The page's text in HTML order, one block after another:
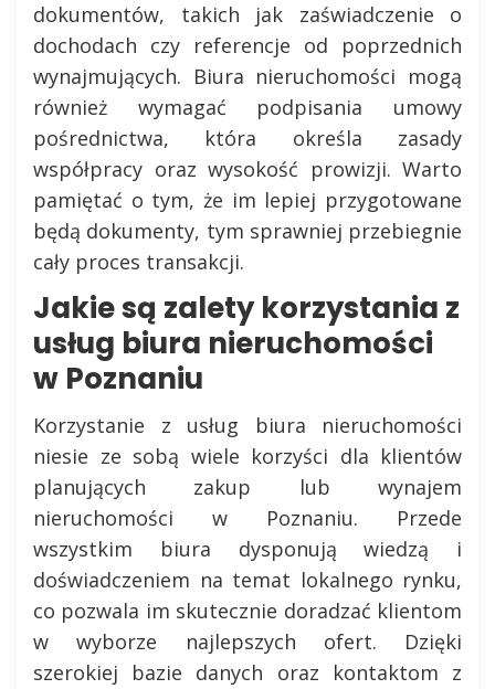
dokumentów, takich jak zaświadczenie o
dochodach czy referencje od poprzednich
wynajmujących. Biura nieruchomości mogą
również wymagać podpisania umowy
pośrednictwa, która określa zasady
współpracy oraz wysokość prowizji. Warto
pamiętać o tym, że im lepiej przygotowane
będą dokumenty, tym sprawniej przebiegnie
cały proces transakcji.
Jakie są zalety korzystania z
usług biura nieruchomości
w Poznaniu
Korzystanie z usług biura nieruchomości
niesie ze sobą wiele korzyści dla klientów
planujących zakup lub wynajem
nieruchomości w Poznaniu. Przede
wszystkim biura dysponują wiedzą i
doświadczeniem na temat lokalnego rynku,
co pozwala im skutecznie doradzać klientom
w wyborze najlepszych ofert. Dzięki
szerokiej bazie danych oraz kontaktom z